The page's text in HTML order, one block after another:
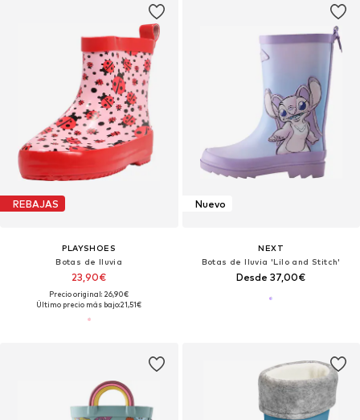
REBAJAS
PLAYSHOES
Botas de lluvia
23,90€
Precio original: 26,90€
Último precio más bajo:21,51€
Nuevo
NEXT
Botas de lluvia 'Lilo and Stitch'
Desde 37,00€